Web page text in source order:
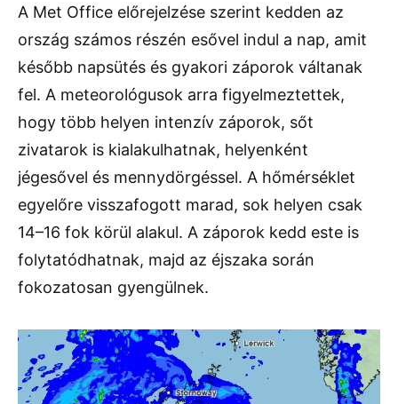
A Met Office előrejelzése szerint kedden az
ország számos részén esővel indul a nap, amit
később napsütés és gyakori záporok váltanak
fel. A meteorológusok arra figyelmeztettek,
hogy több helyen intenzív záporok, sőt
zivatarok is kialakulhatnak, helyenként
jégesővel és mennydörgéssel. A hőmérséklet
egyelőre visszafogott marad, sok helyen csak
14–16 fok körül alakul. A záporok kedd este is
folytatódhatnak, majd az éjszaka során
fokozatosan gyengülnek.